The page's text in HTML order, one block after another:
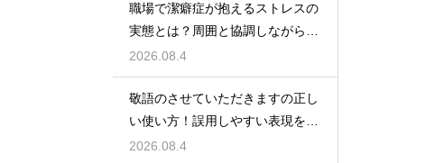
職場で潔癖症が抱えるストレスの
実態とは？周囲と協調しながら快
適に働く術
2026.08.4
敬語のさせていただきますの正し
い使い方！誤用しやすい表現を理
解する術
2026.08.4